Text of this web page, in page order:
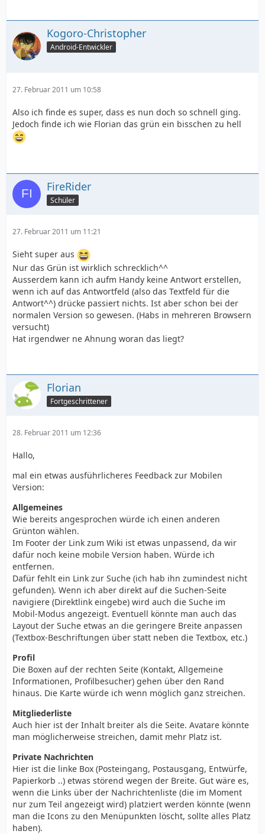
Kogoro-Christopher
Android-Entwickler
27. Februar 2011 um 10:58
Also ich finde es super, dass es nun doch so schnell ging.
Jedoch finde ich wie Florian das grün ein bisschen zu hell
FireRider
Schüler
27. Februar 2011 um 11:21
Sieht super aus
Nur das Grün ist wirklich schrecklich^^
Ausserdem kann ich aufm Handy keine Antwort erstellen,
wenn ich auf das Antwortfeld (also das Textfeld für die
Antwort^^) drücke passiert nichts. Ist aber schon bei der
normalen Version so gewesen. (Habs in mehreren Browsern
versucht)
Hat irgendwer ne Ahnung woran das liegt?
Florian
Fortgeschrittener
28. Februar 2011 um 12:36
Hallo,
mal ein etwas ausführlicheres Feedback zur Mobilen
Version:
Allgemeines
Wie bereits angesprochen würde ich einen anderen
Grünton wählen.
Im Footer der Link zum Wiki ist etwas unpassend, da wir
dafür noch keine mobile Version haben. Würde ich
entfernen.
Dafür fehlt ein Link zur Suche (ich hab ihn zumindest nicht
gefunden). Wenn ich aber direkt auf die Suchen-Seite
navigiere (Direktlink eingebe) wird auch die Suche im
Mobil-Modus angezeigt. Eventuell könnte man auch das
Layout der Suche etwas an die geringere Breite anpassen
(Textbox-Beschriftungen über statt neben die Textbox, etc.)
Profil
Die Boxen auf der rechten Seite (Kontakt, Allgemeine
Informationen, Profilbesucher) gehen über den Rand
hinaus. Die Karte würde ich wenn möglich ganz streichen.
Mitgliederliste
Auch hier ist der Inhalt breiter als die Seite. Avatare könnte
man möglicherweise streichen, damit mehr Platz ist.
Private Nachrichten
Hier ist die linke Box (Posteingang, Postausgang, Entwürfe,
Papierkorb ..) etwas störend wegen der Breite. Gut wäre es,
wenn die Links über der Nachrichtenliste (die im Moment
nur zum Teil angezeigt wird) platziert werden könnte (wenn
man die Icons zu den Menüpunkten löscht, sollte alles Platz
haben).